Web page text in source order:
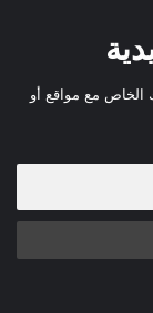
الخاص مع مواقع أو